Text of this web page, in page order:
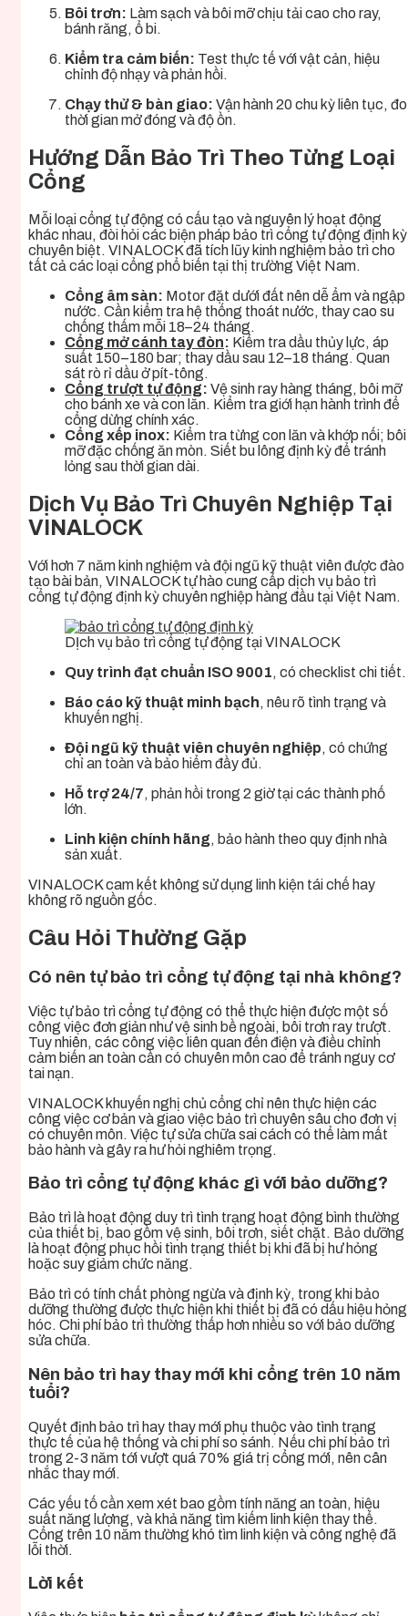
Bôi trơn: Làm sạch và bôi mỡ chịu tải cao cho ray,
bánh răng, ổ bi.
Kiểm tra cảm biến: Test thực tế với vật cản, hiệu
chỉnh độ nhạy và phản hồi.
Chạy thử & bàn giao: Vận hành 20 chu kỳ liên tục, đo
thời gian mở đóng và độ ồn.
Hướng Dẫn Bảo Trì Theo Từng Loại
Cổng
Mỗi loại cổng tự động có cấu tạo và nguyên lý hoạt động
khác nhau, đòi hỏi các biện pháp bảo trì cổng tự động định kỳ
chuyên biệt. VINALOCK đã tích lũy kinh nghiệm bảo trì cho
tất cả các loại cổng phổ biến tại thị trường Việt Nam.
Cổng âm sàn: Motor đặt dưới đất nên dễ ẩm và ngập
nước. Cần kiểm tra hệ thống thoát nước, thay cao su
chống thấm mỗi 18–24 tháng.
Cổng mở cánh tay đòn: Kiểm tra dầu thủy lực, áp
suất 150–180 bar; thay dầu sau 12–18 tháng. Quan
sát rò rỉ dầu ở pít-tông.
Cổng trượt tự động: Vệ sinh ray hàng tháng, bôi mỡ
cho bánh xe và con lăn. Kiểm tra giới hạn hành trình để
cổng dừng chính xác.
Cổng xếp inox: Kiểm tra từng con lăn và khớp nối; bôi
mỡ đặc chống ăn mòn. Siết bu lông định kỳ để tránh
lỏng sau thời gian dài.
Dịch Vụ Bảo Trì Chuyên Nghiệp Tại
VINALOCK
Với hơn 7 năm kinh nghiệm và đội ngũ kỹ thuật viên được đào
tạo bài bản, VINALOCK tự hào cung cấp dịch vụ bảo trì
cổng tự động định kỳ chuyên nghiệp hàng đầu tại Việt Nam.
DỊch vụ bảo trì cổng tự động tại VINALOCK
Quy trình đạt chuẩn ISO 9001, có checklist chi tiết.
Báo cáo kỹ thuật minh bạch, nêu rõ tình trạng và
khuyến nghị.
Đội ngũ kỹ thuật viên chuyên nghiệp, có chứng
chỉ an toàn và bảo hiểm đầy đủ.
Hỗ trợ 24/7, phản hồi trong 2 giờ tại các thành phố
lớn.
Linh kiện chính hãng, bảo hành theo quy định nhà
sản xuất.
VINALOCK cam kết không sử dụng linh kiện tái chế hay
không rõ nguồn gốc.
Câu Hỏi Thường Gặp
Có nên tự bảo trì cổng tự động tại nhà không?
Việc tự bảo trì cổng tự động có thể thực hiện được một số
công việc đơn giản như vệ sinh bề ngoài, bôi trơn ray trượt.
Tuy nhiên, các công việc liên quan đến điện và điều chỉnh
cảm biến an toàn cần có chuyên môn cao để tránh nguy cơ
tai nạn.
VINALOCK khuyến nghị chủ cổng chỉ nên thực hiện các
công việc cơ bản và giao việc bảo trì chuyên sâu cho đơn vị
có chuyên môn. Việc tự sửa chữa sai cách có thể làm mất
bảo hành và gây ra hư hỏi nghiêm trọng.
Bảo trì cổng tự động khác gì với bảo dưỡng?
Bảo trì là hoạt động duy trì tình trạng hoạt động bình thường
của thiết bị, bao gồm vệ sinh, bôi trơn, siết chặt. Bảo dưỡng
là hoạt động phục hồi tình trạng thiết bị khi đã bị hư hỏng
hoặc suy giảm chức năng.
Bảo trì có tính chất phòng ngừa và định kỳ, trong khi bảo
dưỡng thường được thực hiện khi thiết bị đã có dấu hiệu hỏng
hóc. Chi phí bảo trì thường thấp hơn nhiều so với bảo dưỡng
sửa chữa.
Nên bảo trì hay thay mới khi cổng trên 10 năm
tuổi?
Quyết định bảo trì hay thay mới phụ thuộc vào tình trạng
thực tế của hệ thống và chi phí so sánh. Nếu chi phí bảo trì
trong 2-3 năm tới vượt quá 70% giá trị cổng mới, nên cân
nhắc thay mới.
Các yếu tố cần xem xét bao gồm tính năng an toàn, hiệu
suất năng lượng, và khả năng tìm kiếm linh kiện thay thế.
Cổng trên 10 năm thường khó tìm linh kiện và công nghệ đã
lỗi thời.
Lời kết